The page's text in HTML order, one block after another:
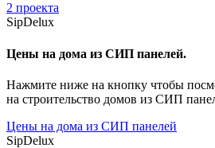
2 проекта
SipDelux
Цены на дома из СИП панелей.
Нажмите ниже на кнопку чтобы
на строительство домов из СИП
Цены на дома из СИП панелей
SipDelux